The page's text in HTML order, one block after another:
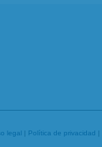
legal | Política de privacidad |